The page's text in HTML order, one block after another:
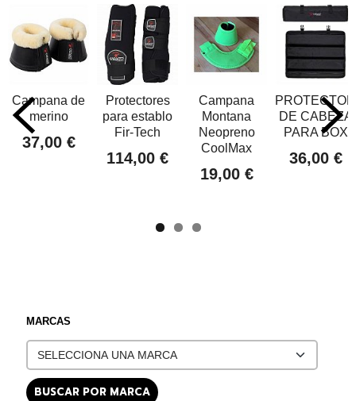
MARCAS
Campana de
merino
37,00 €
Protectores
para establo
Fir-Tech
114,00 €
Campana
Montana
Neopreno
CoolMax
19,00 €
PROTECTOR
DE CABEZA
PARA BOX
36,00 €